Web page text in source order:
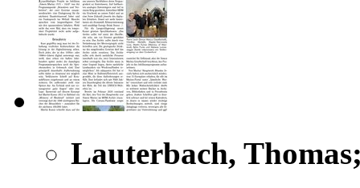
Lauterbach,